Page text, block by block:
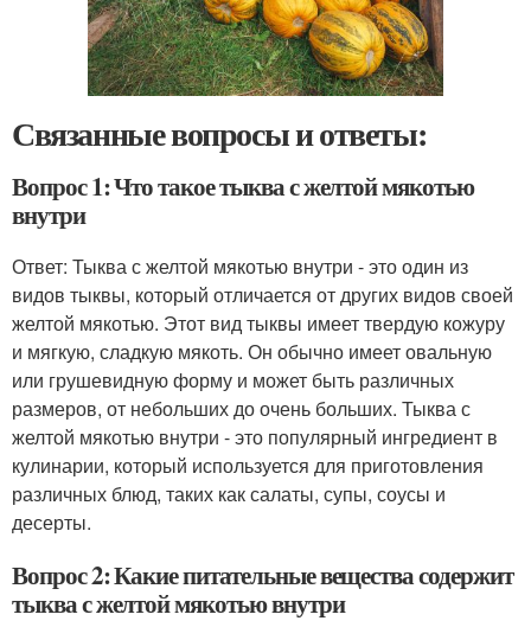
Связанные вопросы и ответы:
Вопрос 1: Что такое тыква с желтой мякотью
внутри
Ответ: Тыква с желтой мякотью внутри - это один из
видов тыквы, который отличается от других видов своей
желтой мякотью. Этот вид тыквы имеет твердую кожуру
и мягкую, сладкую мякоть. Он обычно имеет овальную
или грушевидную форму и может быть различных
размеров, от небольших до очень больших. Тыква с
желтой мякотью внутри - это популярный ингредиент в
кулинарии, который используется для приготовления
различных блюд, таких как салаты, супы, соусы и
десерты.
Вопрос 2: Какие питательные вещества содержит
тыква с желтой мякотью внутри